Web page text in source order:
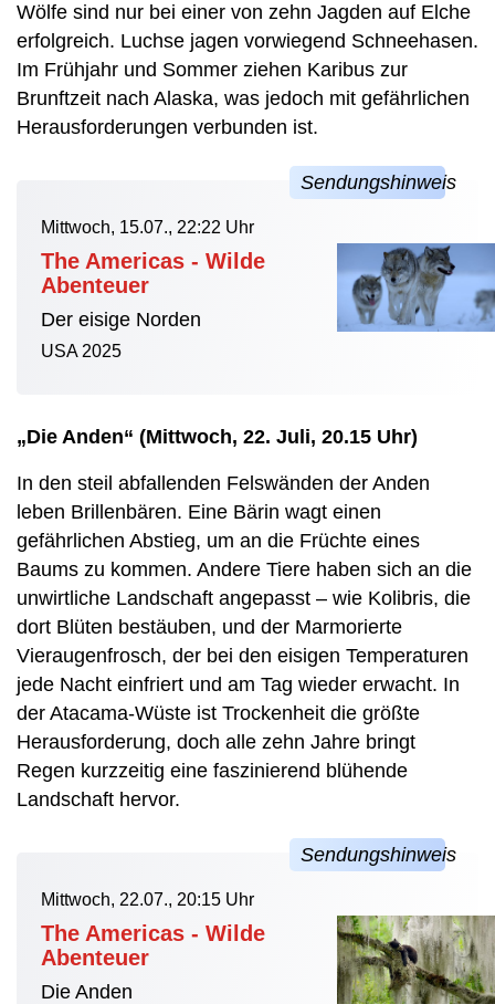
Wölfe sind nur bei einer von zehn Jagden auf Elche
erfolgreich. Luchse jagen vorwiegend Schneehasen.
Im Frühjahr und Sommer ziehen Karibus zur
Brunftzeit nach Alaska, was jedoch mit gefährlichen
Herausforderungen verbunden ist.
Mittwoch, 15.07., 22:22 Uhr
The Americas - Wilde
Abenteuer
Der eisige Norden
USA 2025
„Die Anden“ (Mittwoch, 22. Juli, 20.15 Uhr)
In den steil abfallenden Felswänden der Anden
leben Brillenbären. Eine Bärin wagt einen
gefährlichen Abstieg, um an die Früchte eines
Baums zu kommen. Andere Tiere haben sich an die
unwirtliche Landschaft angepasst – wie Kolibris, die
dort Blüten bestäuben, und der Marmorierte
Vieraugenfrosch, der bei den eisigen Temperaturen
jede Nacht einfriert und am Tag wieder erwacht. In
der Atacama-Wüste ist Trockenheit die größte
Herausforderung, doch alle zehn Jahre bringt
Regen kurzzeitig eine faszinierend blühende
Landschaft hervor.
Mittwoch, 22.07., 20:15 Uhr
The Americas - Wilde
Abenteuer
Die Anden